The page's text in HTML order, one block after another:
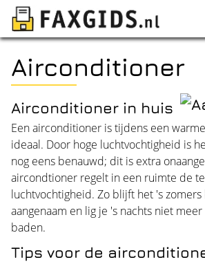
Airconditioner
Airconditioner in huis
Een airconditioner is tijdens een
ideaal. Door hoge luchtvochtigheid is
nog eens benauwd; dit is extra
aircondtioner regelt in een ruimte de
luchtvochtigheid. Zo blijft het 's
aangenaam en lig je 's nachts niet
baden.
Tips voor de